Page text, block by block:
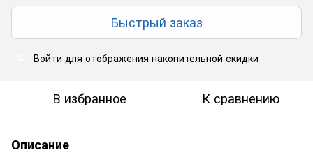
Быстрый заказ
Войти для отображения накопительной скидки
В избранное К сравнению
Описание